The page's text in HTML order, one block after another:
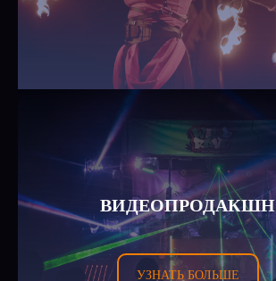
ВИДЕОПРОДАКШН
УЗНАТЬ БОЛЬШЕ